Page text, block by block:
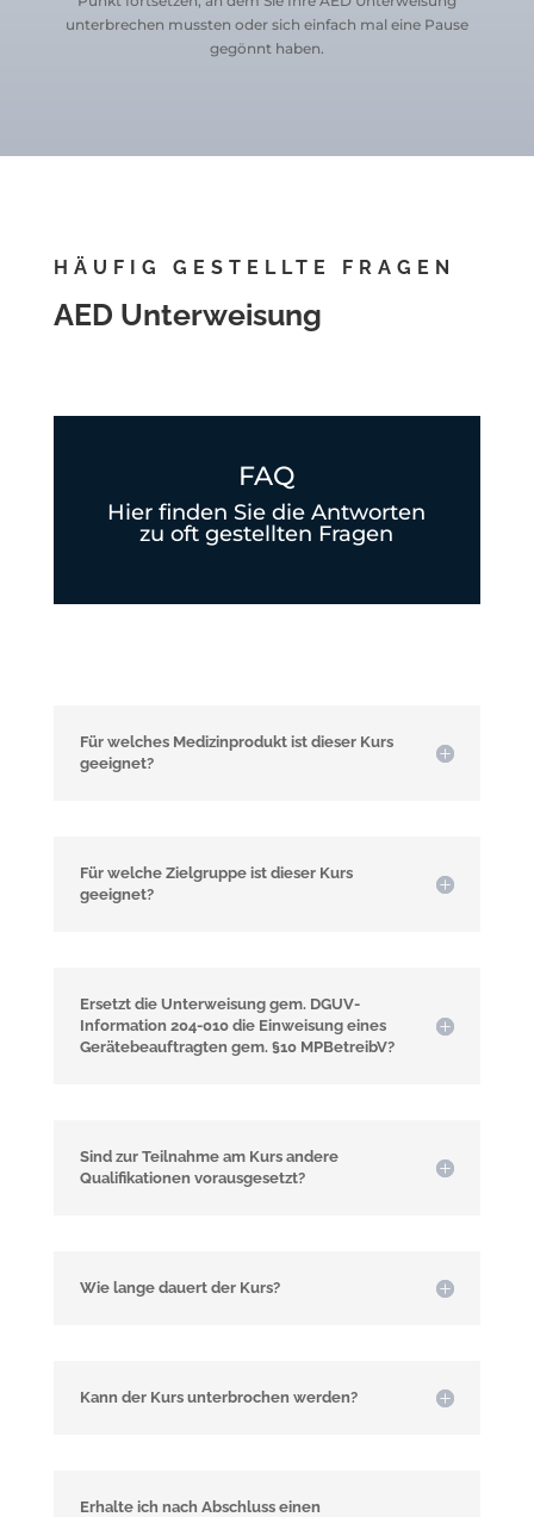
unterbrechen mussten oder sich einfach mal eine Pause
gegönnt haben.
HÄUFIG GESTELLTE FRAGEN
AED Unterweisung
FAQ
Hier finden Sie die Antworten
zu oft gestellten Fragen
Für welches Medizinprodukt ist dieser Kurs
geeignet?
Für welche Zielgruppe ist dieser Kurs
geeignet?
Ersetzt die Unterweisung gem. DGUV-
Information 204-010 die Einweisung eines
Gerätebeauftragten gem. §10 MPBetreibV?
Sind zur Teilnahme am Kurs andere
Qualifikationen vorausgesetzt?
Wie lange dauert der Kurs?
Kann der Kurs unterbrochen werden?
Erhalte ich nach Abschluss einen